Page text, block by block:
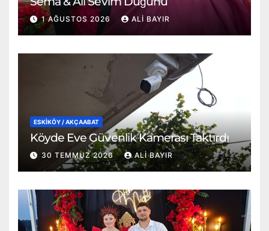
1 AĞUSTOS 2026 ALI BAYIR
ESKİKÖY / AKÇAABAT
Köyde Eve Güvenlik Kamerası Taktırdı
30 TEMMUZ 2026 ALI BAYIR